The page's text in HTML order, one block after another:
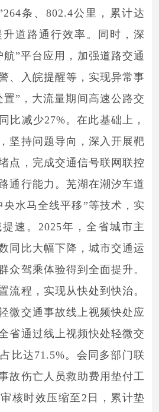
条、802.4公里，累计达
升道路通行效率。同时，深
”平台应用，加强道路交通
、入皖提醒等，实现异常事
”，大流量期间高速公路交
比减少27%。在此基础上，
坚持问题导向，深入开展靶
点，完成交通信号联网联控
通行能力。芜湖在潮汐车道
水马全线平移”等技术，实
速。2025年，全省城市主
同比大幅下降，城市交通运
众驾乘体验得到全面提升。
流程，实现从快处到快治。
微交通事故线上视频快处应
省通过线上视频快处轻微交
比达71.5%。会同多部门联
故伤亡人员救助费用垫付工
核时效压缩至2日，累计垫